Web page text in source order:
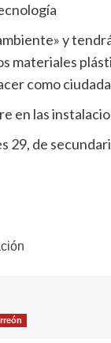
y
materiales
como
en las
29, de